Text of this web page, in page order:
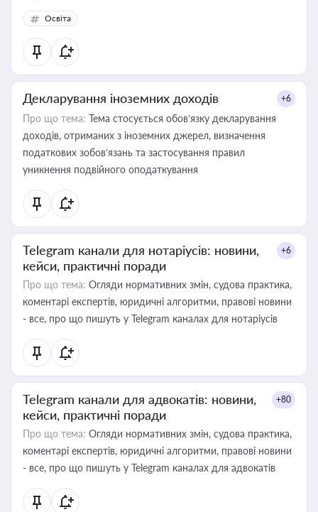
Освіта
Декларування іноземних доходів +6
Про що тема: Тема стосується обов’язку декларування
доходів, отриманих з іноземних джерел, визначення
податкових зобов’язань та застосування правил
уникнення подвійного оподаткування
Telegram канали для нотаріусів: новини,
кейси, практичні поради
+6
Про що тема: Огляди нормативних змін, судова практика,
коментарі експертів, юридичні алгоритми, правові новини
- все, про що пишуть у Telegram каналах для нотаріусів
Telegram канали для адвокатів: новини,
кейси, практичні поради
+80
Про що тема: Огляди нормативних змін, судова практика,
коментарі експертів, юридичні алгоритми, правові новини
- все, про що пишуть у Telegram каналах для адвокатів